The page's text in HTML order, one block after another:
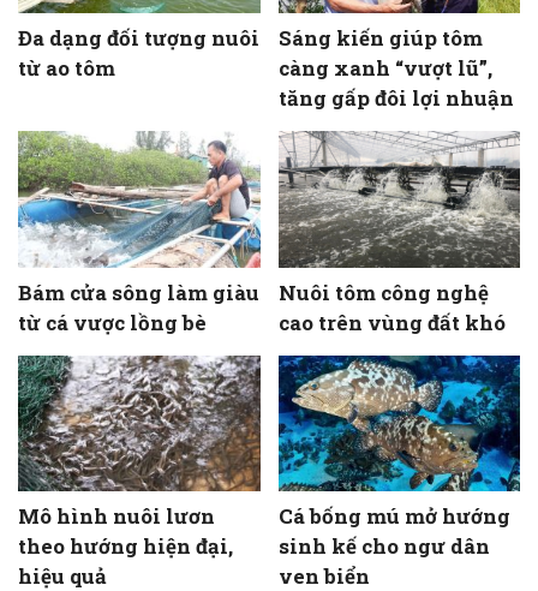
Đa dạng đối tượng nuôi
từ ao tôm
Sáng kiến giúp tôm
càng xanh “vượt lũ”,
tăng gấp đôi lợi nhuận
Bám cửa sông làm giàu
từ cá vược lồng bè
Nuôi tôm công nghệ
cao trên vùng đất khó
Mô hình nuôi lươn
theo hướng hiện đại,
hiệu quả
Cá bống mú mở hướng
sinh kế cho ngư dân
ven biển